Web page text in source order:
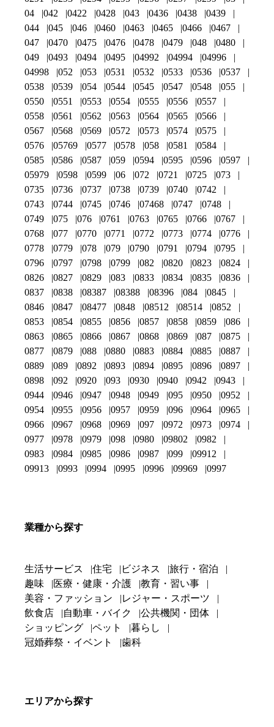
04
042 0422 0428 043 0436 0438
0439
044
045 046 0460 0463 0465 0466
0467
047
0470 0475 0476 0478 0479 048
0480
049
0493 0494 0495 04992 04994
04996
04998
052 053 0531 0532 0533 0536
0537
0538
0539 054 0544 0545 0547 0548
055
0550
0551 0553 0554 0555 0556
0557
0558
0561 0562 0563 0564 0565
0566
0567
0568 0569 0572 0573 0574
0575
0576
05769 0577 0578 058 0581
0584
0585
0586 0587 059 0594 0595 0596
0597
05979
0598 0599 06 072 0721 0725
073
0735
0736 0737 0738 0739 0740
0742
0743
0744 0745 0746 07468 0747
0748
0749
075 076 0761 0763 0765 0766
0767
0768
077 0770 0771 0772 0773 0774
0776
0778
0779 078 079 0790 0791 0794
0795
0796
0797 0798 0799 082 0820 0823
0824
0826
0827 0829 083 0833 0834 0835
0836
0837
0838 08387 08388 08396 084
0845
0846
0847 08477 0848 08512 08514
0852
0853
0854 0855 0856 0857 0858 0859
086
0863
0865 0866 0867 0868 0869 087
0875
0877
0879 088 0880 0883 0884 0885
0887
0889
089 0892 0893 0894 0895 0896
0897
0898
092 0920 093 0930 0940 0942
0943
0944
0946 0947 0948 0949 095 0950
0952
0954
0955 0956 0957 0959 096 0964
0965
0966
0967 0968 0969 097 0972 0973
0974
0977
0978 0979 098 0980 09802
0982
0983
0984 0985 0986 0987 099
09912
09913
0993 0994 0995 0996 09969 0997
業種から探す
生活サービス 住宅 ビジネス
旅行・宿泊
趣味
医療・健康・介護
教育・習い事
美容・ファッション
レジャー・スポーツ
飲食店
自動車・バイク
公共機関・団体
ショッピング
ペット
暮らし
冠婚葬祭・イベント
歯科
エリアから探す